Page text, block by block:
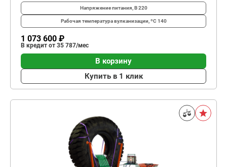
Напряжение питания, В220
Рабочая температура вулканизации, ºС 140
1 073 600 ₽
В кредит от 35 787/мес
В корзину
Купить в 1 клик